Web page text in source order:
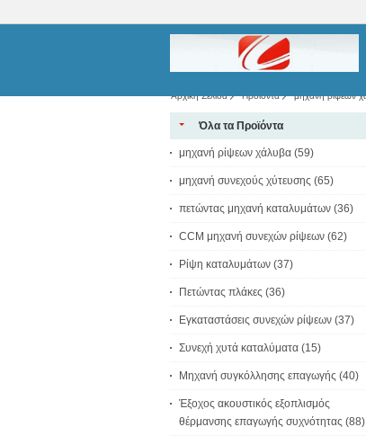
Αρχική Σελίδα Προϊόντα μηχανή ρίψεων
Όλα τα Προϊόντα
μηχανή ρίψεων χάλυβα (59)
μηχανή συνεχούς χύτευσης (65)
πετώντας μηχανή καταλυμάτων (36)
CCM μηχανή συνεχών ρίψεων (62)
Ρίψη καταλυμάτων (37)
Πετώντας πλάκες (36)
Εγκαταστάσεις συνεχών ρίψεων (37)
Συνεχή χυτά καταλύματα (15)
Μηχανή συγκόλλησης επαγωγής (40)
Έξοχος ακουστικός εξοπλισμός
θέρμανσης επαγωγής συχνότητας (88)